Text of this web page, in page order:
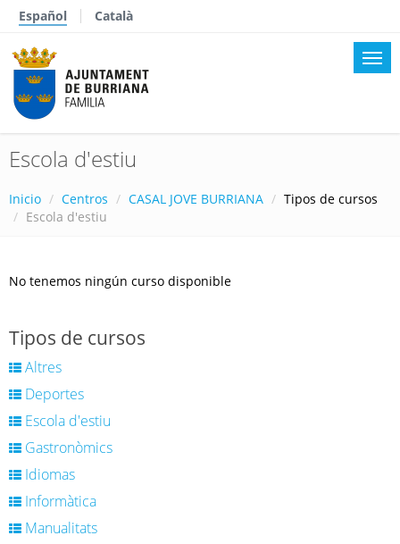
Español Català
Escola d'estiu
Inicio Centros CASAL JOVE BURRIANA
Tipos de cursos
Escola d'estiu
No tenemos ningún curso disponible
Tipos de cursos
Altres
Deportes
Escola d'estiu
Gastronòmics
Idiomas
Informàtica
Manualitats